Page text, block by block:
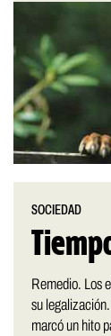
SOCIEDAD
Remedio. Los
su
marcó un hito